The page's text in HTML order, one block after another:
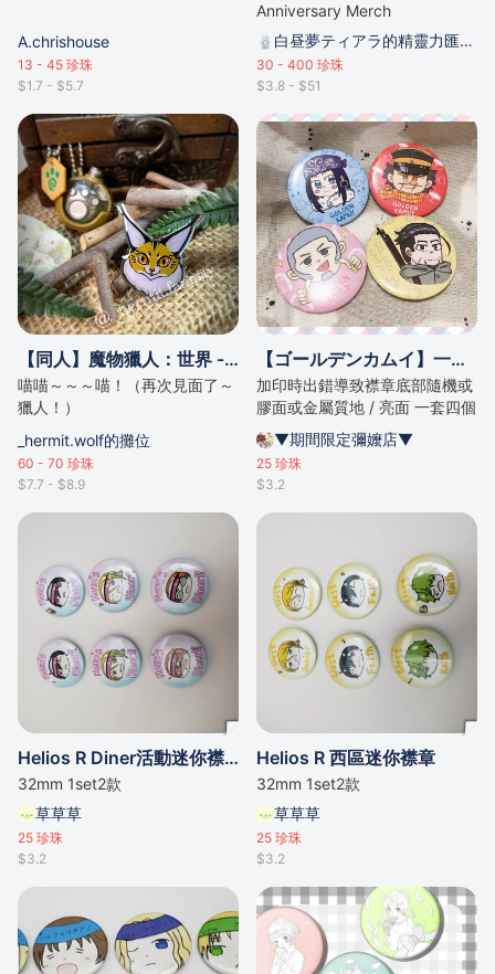
A.chrishouse
13 - 45 珍珠
$1.7 - $5.7
Anniversary Merch
白昼夢ティアラ的精靈力匯聚點
30 - 400 珍珠
$3.8 - $51
【同人】魔物獵人：世界 - 荒地守護族金屬襟章
喵喵～～～喵！（再次見面了～
獵人！）
_hermit.wolf的攤位
60 - 70 珍珠
$7.7 - $8.9
【ゴールデンカムイ】一套四個襟章套裝
加印時出錯導致襟章底部隨機或
膠面或金屬質地 / 亮面 一套四個
58mm
▼期間限定彌嬤店▼
25 珍珠
$3.2
Helios R Diner活動迷你襟章
32mm 1set2款
草草草
25 珍珠
$3.2
Helios R 西區迷你襟章
32mm 1set2款
草草草
25 珍珠
$3.2